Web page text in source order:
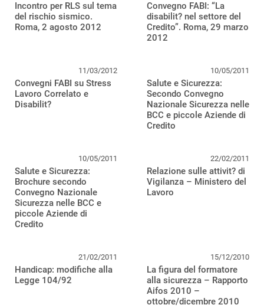
Incontro per RLS sul tema
del rischio sismico.
Roma, 2 agosto 2012
Convegno FABI: “La
disabilit? nel settore del
Credito”. Roma, 29 marzo
2012
11/03/2012
Convegni FABI su Stress
Lavoro Correlato e
Disabilit?
10/05/2011
Salute e Sicurezza:
Secondo Convegno
Nazionale Sicurezza nelle
BCC e piccole Aziende di
Credito
10/05/2011
Salute e Sicurezza:
Brochure secondo
Convegno Nazionale
Sicurezza nelle BCC e
piccole Aziende di
Credito
22/02/2011
Relazione sulle attivit? di
Vigilanza – Ministero del
Lavoro
21/02/2011
Handicap: modifiche alla
Legge 104/92
15/12/2010
La figura del formatore
alla sicurezza – Rapporto
Aifos 2010 –
ottobre/dicembre 2010